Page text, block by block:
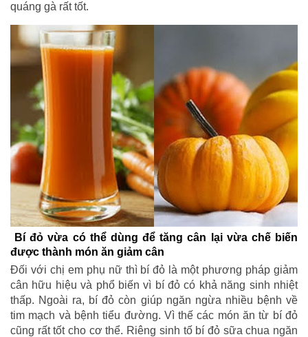
quáng gà rất tốt.
Bí đỏ vừa có thể dùng để tăng cân lại vừa chế biến
được thành món ăn giảm cân
Đối với chị em phụ nữ thì bí đỏ là một phương pháp giảm
cân hữu hiệu và phổ biến vì bí đỏ có khả năng sinh nhiệt
thấp. Ngoài ra, bí đỏ còn giúp ngăn ngừa nhiều bệnh về
tim mạch và bệnh tiểu đường. Vì thế các món ăn từ bí đỏ
cũng rất tốt cho cơ thể. Riêng sinh tố bí đỏ sữa chua ngăn